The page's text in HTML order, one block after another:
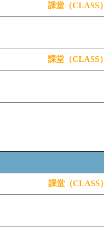
課堂（CLASS）
課堂（CLASS）
課堂（CLASS）